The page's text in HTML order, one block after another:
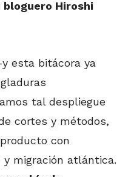
Hiroshi
esta bitácora ya
tal despliegue
cortes y métodos,
con
migración atlántica.